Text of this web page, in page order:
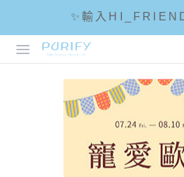
Open menu
PURIFY
✨輸入
☘輸入折扣碼 5288滿
🌟全館滿1200
購物車內沒